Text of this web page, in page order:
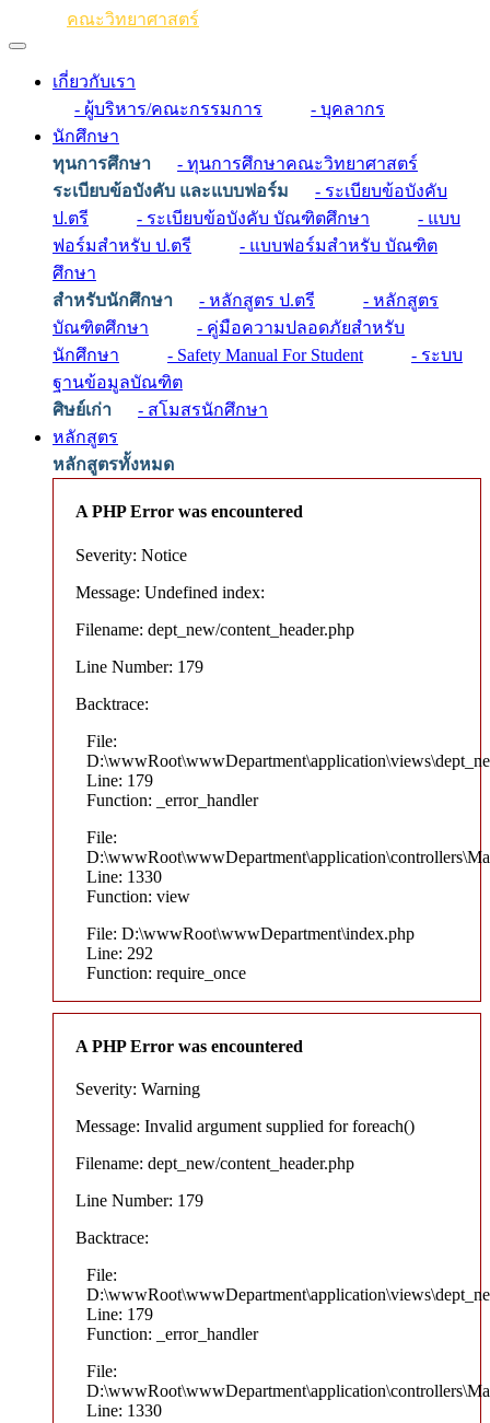
คณะวิทยาศาสตร์
เกี่ยวกับเรา
- ผู้บริหาร/คณะกรรมการ
- บุคลากร
นักศึกษา
ทุนการศึกษา
- ทุนการศึกษาคณะวิทยาศาสตร์
ระเบียบข้อบังคับ และแบบฟอร์ม
- ระเบียบข้อบังคับ
ป.ตรี
- ระเบียบข้อบังคับ บัณฑิตศึกษา
- แบบ
ฟอร์มสำหรับ ป.ตรี
- แบบฟอร์มสำหรับ บัณฑิต
ศึกษา
สำหรับนักศึกษา
- หลักสูตร ป.ตรี
- หลักสูตร
บัณฑิตศึกษา
- คู่มือความปลอดภัยสำหรับ
นักศึกษา
- Safety Manual For Student
- ระบบ
ฐานข้อมูลบัณฑิต
ศิษย์เก่า
- สโมสรนักศึกษา
หลักสูตร
หลักสูตรทั้งหมด
A PHP Error was encountered
Severity: Notice
Message: Undefined index:
Filename: dept_new/content_header.php
Line Number: 179
Backtrace:
File:
Line: 179
Function: _error_handler
File:
Line: 1330
Function: view
File: D:\wwwRoot\wwwDepartment\index.php
Line: 292
Function: require_once
A PHP Error was encountered
Severity: Warning
Message: Invalid argument supplied for foreach()
Filename: dept_new/content_header.php
Line Number: 179
Backtrace:
File:
Line: 179
Function: _error_handler
File:
Line: 1330